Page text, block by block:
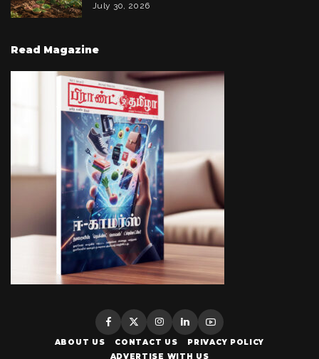
July 30, 2026
Read Magazine
ABOUT US CONTACT US
PRIVACY POLICY
ADVERTISE WITH US